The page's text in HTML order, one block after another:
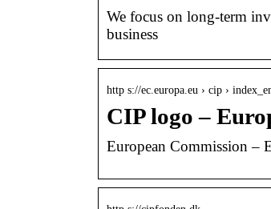
We focus on long-term
business
http s://ec.europa.eu › cip ›
CIP logo –
European Commission –